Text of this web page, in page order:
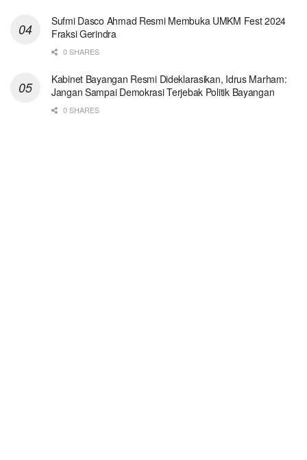
Sufmi Dasco Ahmad Resmi Membuka UMKM Fest 2024
Fraksi Gerindra
0 SHARES
Kabinet Bayangan Resmi Dideklarasikan, Idrus Marham:
Jangan Sampai Demokrasi Terjebak Politik Bayangan
0 SHARES